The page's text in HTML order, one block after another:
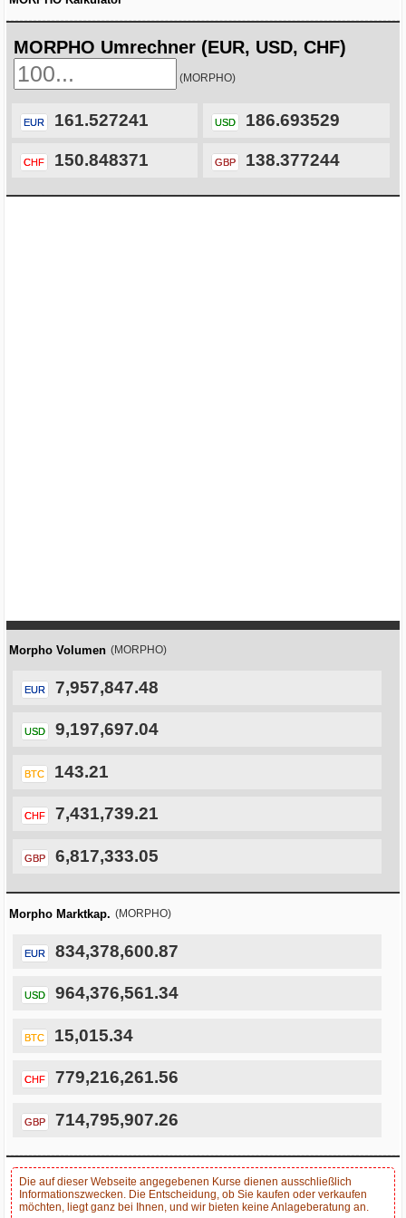
MORPHO Umrechner (EUR, USD, CHF)
(MORPHO)
EUR 161.527241 USD 186.693529
CHF 150.848371 GBP 138.377244
Morpho Volumen (MORPHO)
EUR 7,957,847.48
USD 9,197,697.04
BTC 143.21
CHF 7,431,739.21
GBP 6,817,333.05
Morpho Marktkap. (MORPHO)
EUR 834,378,600.87
USD 964,376,561.34
BTC 15,015.34
CHF 779,216,261.56
GBP 714,795,907.26
Die auf dieser Webseite angegebenen Kurse dienen ausschließlich
Informationszwecken. Die Entscheidung, ob Sie kaufen oder verkaufen
möchten, liegt ganz bei Ihnen, und wir bieten keine Anlageberatung an.